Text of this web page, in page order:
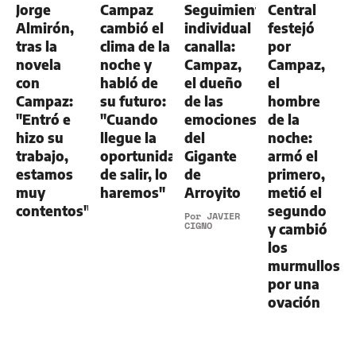
Jorge
Almirón,
tras la
novela
con
Campaz:
"Entró e
hizo su
trabajo,
estamos
muy
contentos"
Campaz
cambió el
clima de la
noche y
habló de
su futuro:
"Cuando
llegue la
oportunidad
de salir, lo
haremos"
ALDOSIVI
1
Seguimiento
individual
canalla:
Campaz,
el dueño
de las
emociones
del
Gigante
de
Arroyito
Por JAVIER
CIGNO
Central
festejó
por
Campaz,
el
hombre
de la
noche:
armó el
primero,
metió el
segundo
y cambió
los
murmullos
por una
ovación